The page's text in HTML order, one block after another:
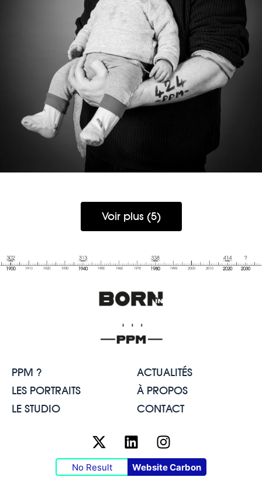
Voir plus (5)
PPM ?
LES PORTRAITS
LE STUDIO
ACTUALITÉS
À PROPOS
CONTACT
No Result Website Carbon